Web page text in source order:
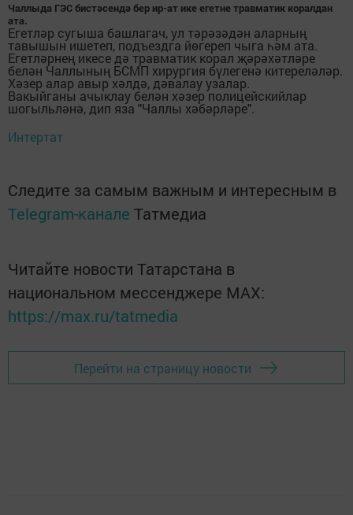
Чаллыда ГЭС бистәсендә бер ир-ат ике егетне травматик коралдан
ата.
Егетләр сугыша башлагач, ул тәрәзәдән аларның
тавышын ишетеп, подъездга йөгереп чыга һәм ата.
Егетләрнең икесе дә травматик корал җәрәхәтләре
белән Чаллының БСМП хирургия бүлегенә китереләләр.
Хәзер алар авыр хәлдә, дәвалау узалар.
Вакыйганы ачыклау белән хәзер полицейскийлар
шогыльләнә, дип яза "Чаллы хәбәрләре".
Интертат
Следите за самым важным и интересным в
Telegram-канале Татмедиа
Читайте новости Татарстана в
национальном мессенджере MАХ:
https://max.ru/tatmedia
Перейти на страницу новости